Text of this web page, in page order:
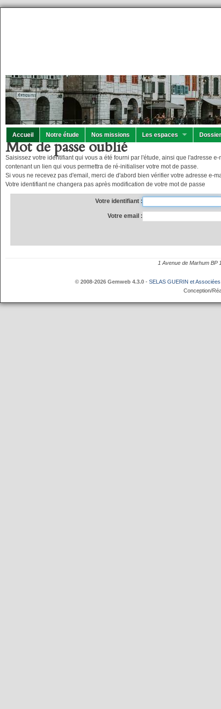
Accueil Notre étude Nos missions Les espaces
Mot de passe oublié
Saisissez votre identifiant qui vous a été fourni par l'étude, ainsi que l'adresse
contenant un lien qui vous permettra de ré-initialiser votre mot de passe.
Si vous ne recevez pas d'email, merci de d'abord bien vérifier votre adresse e-
Votre identifiant ne changera pas après modification de votre mot de passe
Votre identifiant
Votre email
1 Avenue de Marhum BP
© 2008-2026 Gemweb 4.3.0 - SELAS GUERIN et Associées
Conception/